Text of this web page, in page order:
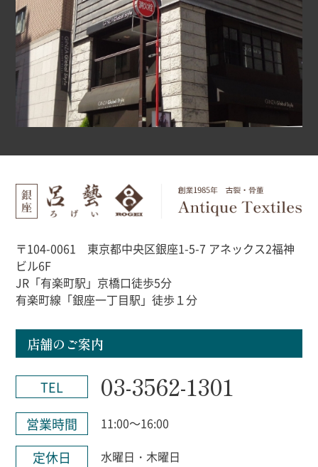
〒104-0061 東京都中央区銀座1-5-7 アネックス2福神
ビル6F
JR「有楽町駅」京橋口徒歩5分
有楽町線「銀座一丁目駅」徒歩１分
店舗のご案内
TEL 03-3562-1301
営業時間 11:00～16:00
定休日 水曜日・木曜日